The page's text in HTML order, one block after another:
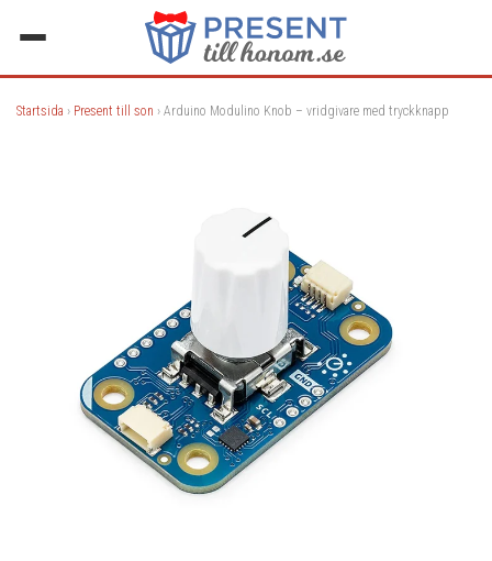
Startsida › Present till son › Arduino Modulino Knob – vridgivare med tryckknapp